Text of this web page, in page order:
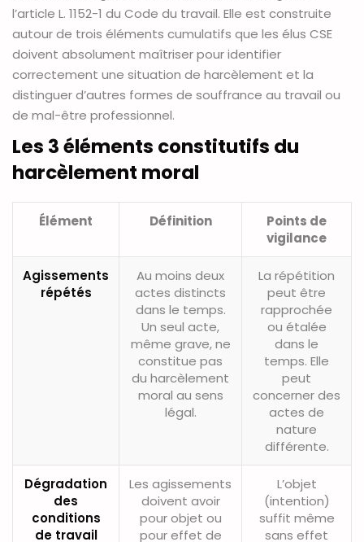
l’article L. 1152-1 du Code du travail. Elle est construite
autour de trois éléments cumulatifs que les élus CSE
doivent absolument maîtriser pour identifier
correctement une situation de harcèlement et la
distinguer d’autres formes de souffrance au travail ou
de mal-être professionnel.
Les 3 éléments constitutifs du
harcèlement moral
Élément Définition
Points de
vigilance
Agissements
répétés
Au moins deux
actes distincts
dans le temps.
Un seul acte,
même grave, ne
constitue pas
du harcèlement
moral au sens
légal.
La répétition
peut être
rapprochée
ou étalée
dans le
temps. Elle
peut
concerner des
actes de
nature
différente.
Dégradation
des
conditions
de travail
Les agissements
doivent avoir
pour objet ou
pour effet de
L’objet
(intention)
suffit même
sans effet